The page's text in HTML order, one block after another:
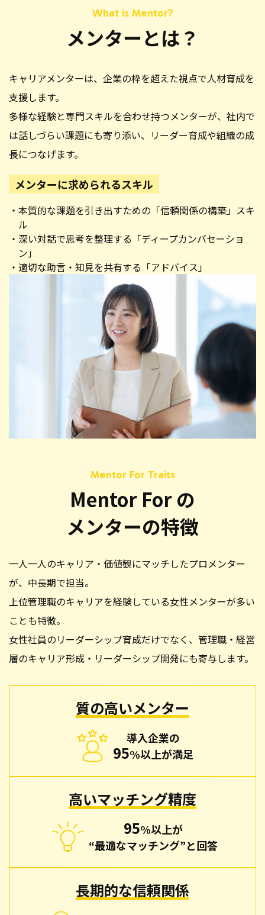
メンターとは？
キャリアメンターは、企業の枠を超えた視点で人材育成を
支援します。
多様な経験と専門スキルを合わせ持つメンターが、社内で
は話しづらい課題にも寄り添い、リーダー育成や組織の成
長につなげます。
メンターに求められるスキル
本質的な課題を引き出すための「信頼関係の構築」スキ
ル
深い対話で思考を整理する「ディープカンバセーショ
ン」
適切な助言・知見を共有する「アドバイス」
Mentor For の
メンターの特徴
一人一人のキャリア・価値観にマッチしたプロメンター
が、中長期で担当。
上位管理職のキャリアを経験している女性メンターが多い
ことも特徴。
女性社員のリーダーシップ育成だけでなく、管理職・経営
層のキャリア形成・リーダーシップ開発にも寄与します。
質の高いメンター
導入企業の
95%以上が満足
高いマッチング精度
95%以上が
“最適なマッチング”と回答
長期的な信頼関係